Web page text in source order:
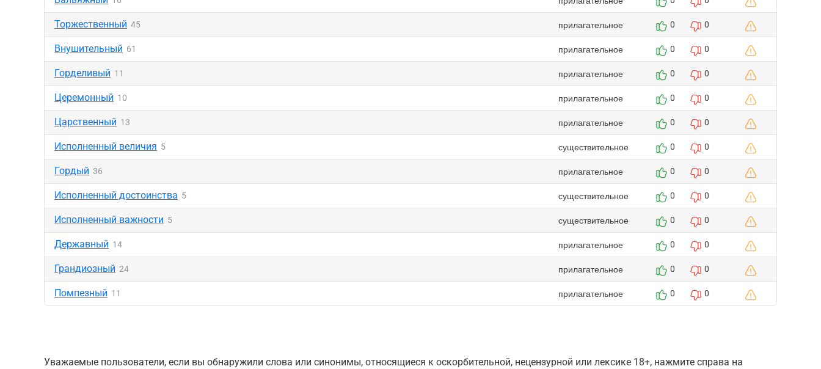
Торжественный 45 прилагательное 0 0
Внушительный 61 прилагательное 0 0
Горделивый 11 прилагательное 0 0
Церемонный 10 прилагательное 0 0
Царственный 13 прилагательное 0 0
Исполненный величия 5 существительное 0 0
Гордый 36 прилагательное 0 0
Исполненный достоинства 5 существительное 0 0
Исполненный важности 5 существительное 0 0
Державный 14 прилагательное 0 0
Грандиозный 24 прилагательное 0 0
Помпезный 11 прилагательное 0 0
Уважаемые пользователи, если вы обнаружили слова или синонимы, относящиеся к оскорбительной, нецензурной или лексике 18+, нажмите справа на